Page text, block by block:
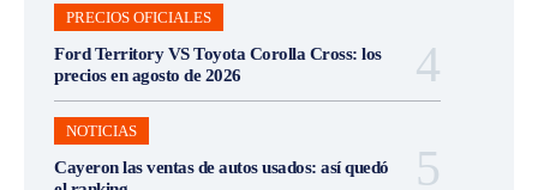
PRECIOS OFICIALES
Ford Territory VS Toyota Corolla Cross: los
precios en agosto de 2026
NOTICIAS
Cayeron las ventas de autos usados: así quedó